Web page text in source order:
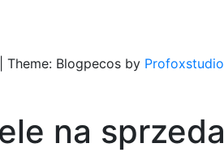
Theme: Blogpecos by Profoxstudio
na